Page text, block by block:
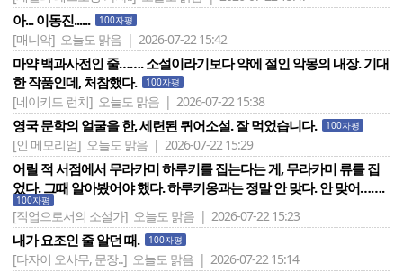
아... 이동진...... 100자평
[매니악] 오늘도 맑음 | 2026-07-22 15:42
마약 백과사전인 줄……. 소설이라기보다 약에 절인 악몽의 내장. 기대
한 작품인데, 처참했다.
100자평
[네이키드 런치] 오늘도 맑음 | 2026-07-22 15:38
영국 문학의 얼굴을 한, 세련된 퀴어소설. 잘 먹었습니다. 100자평
[인 메모리엄] 오늘도 맑음 | 2026-07-22 15:29
어릴 적 서점에서 무라카미 하루키를 집는다는 게, 무라카미 류를 집
었다. 그때 알아봤어야 했다. 하루키옹과는 정말 안 맞다. 안 맞어…….
100자평
[직업으로서의 소설가] 오늘도 맑음 | 2026-07-22 15:23
내가 요조인 줄 알던 때. 100자평
[다자이 오사무, 문장..] 오늘도 맑음 | 2026-07-22 15:14